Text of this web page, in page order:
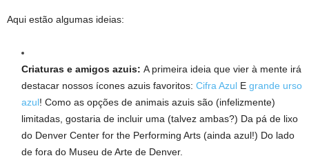
Aqui estão algumas ideias:
Criaturas e amigos azuis: A primeira ideia que vier à mente irá
destacar nossos ícones azuis favoritos: Cifra Azul E grande urso
azul! Como as opções de animais azuis são (infelizmente)
limitadas, gostaria de incluir uma (talvez ambas?) Da pá de lixo
do Denver Center for the Performing Arts (ainda azul!) Do lado
de fora do Museu de Arte de Denver.